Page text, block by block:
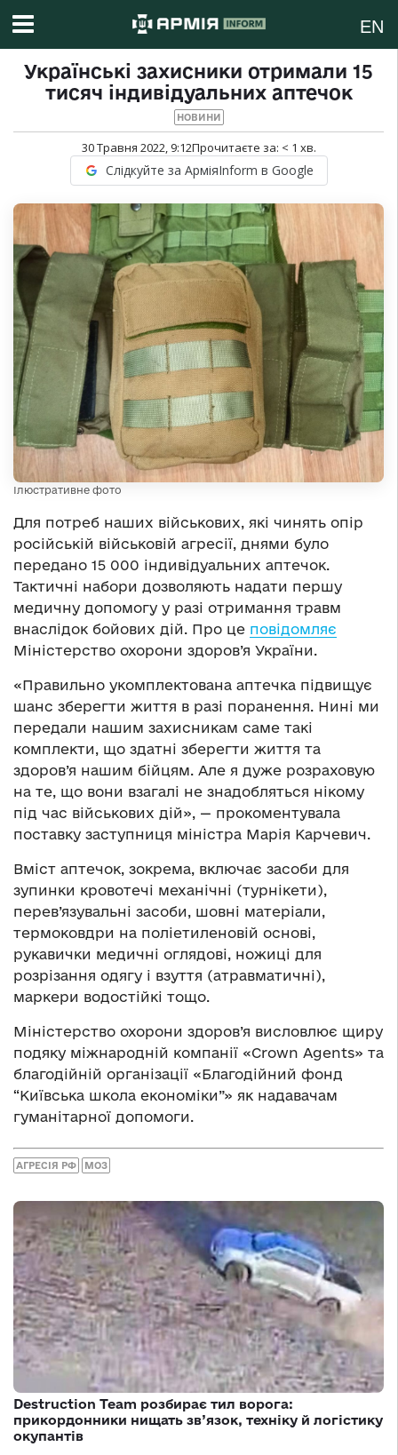
EN
Українські захисники отримали 15
тисяч індивідуальних аптечок
НОВИНИ
30 Травня 2022, 9:12Прочитаєте за: < 1 хв.
Слідкуйте за АрміяInform в Google
Ілюстративне фото
Для потреб наших військових, які чинять опір
російській військовій агресії, днями було
передано 15 000 індивідуальних аптечок.
Тактичні набори дозволяють надати першу
медичну допомогу у разі отримання травм
внаслідок бойових дій. Про це повідомляє
Міністерство охорони здоров’я України.
«Правильно укомплектована аптечка підвищує
шанс зберегти життя в разі поранення. Нині ми
передали нашим захисникам саме такі
комплекти, що здатні зберегти життя та
здоров’я нашим бійцям. Але я дуже розраховую
на те, що вони взагалі не знадобляться нікому
під час військових дій», — прокоментувала
поставку заступниця міністра Марія Карчевич.
Вміст аптечок, зокрема, включає засоби для
зупинки кровотечі механічні (турнікети),
перев’язувальні засоби, шовні матеріали,
термоковдри на поліетиленовій основі,
рукавички медичні оглядові, ножиці для
розрізання одягу і взуття (атравматичні),
маркери водостійкі тощо.
Міністерство охорони здоров’я висловлює щиру
подяку міжнародній компанії «Crown Agents» та
благодійній організації «Благодійний фонд
“Київська школа економіки”» як надавачам
гуманітарної допомоги.
АГРЕСІЯ РФ МОЗ
Destruction Team розбирає тил ворога:
прикордонники нищать зв’язок, техніку й логістику
окупантів